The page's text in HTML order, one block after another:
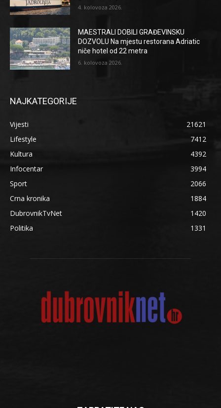
4. kolovoza 2026.
MAESTRALI DOBILI GRAĐEVINSKU
DOZVOLU Na mjestu restorana Adriatic
niče hotel od 22 metra
6. kolovoza 2026.
NAJKATEGORIJE
Vijesti
21621
Lifestyle
7412
Kultura
4392
Infocentar
3994
Sport
2066
Crna kronika
1884
DubrovnikTvNet
1420
Politika
1331